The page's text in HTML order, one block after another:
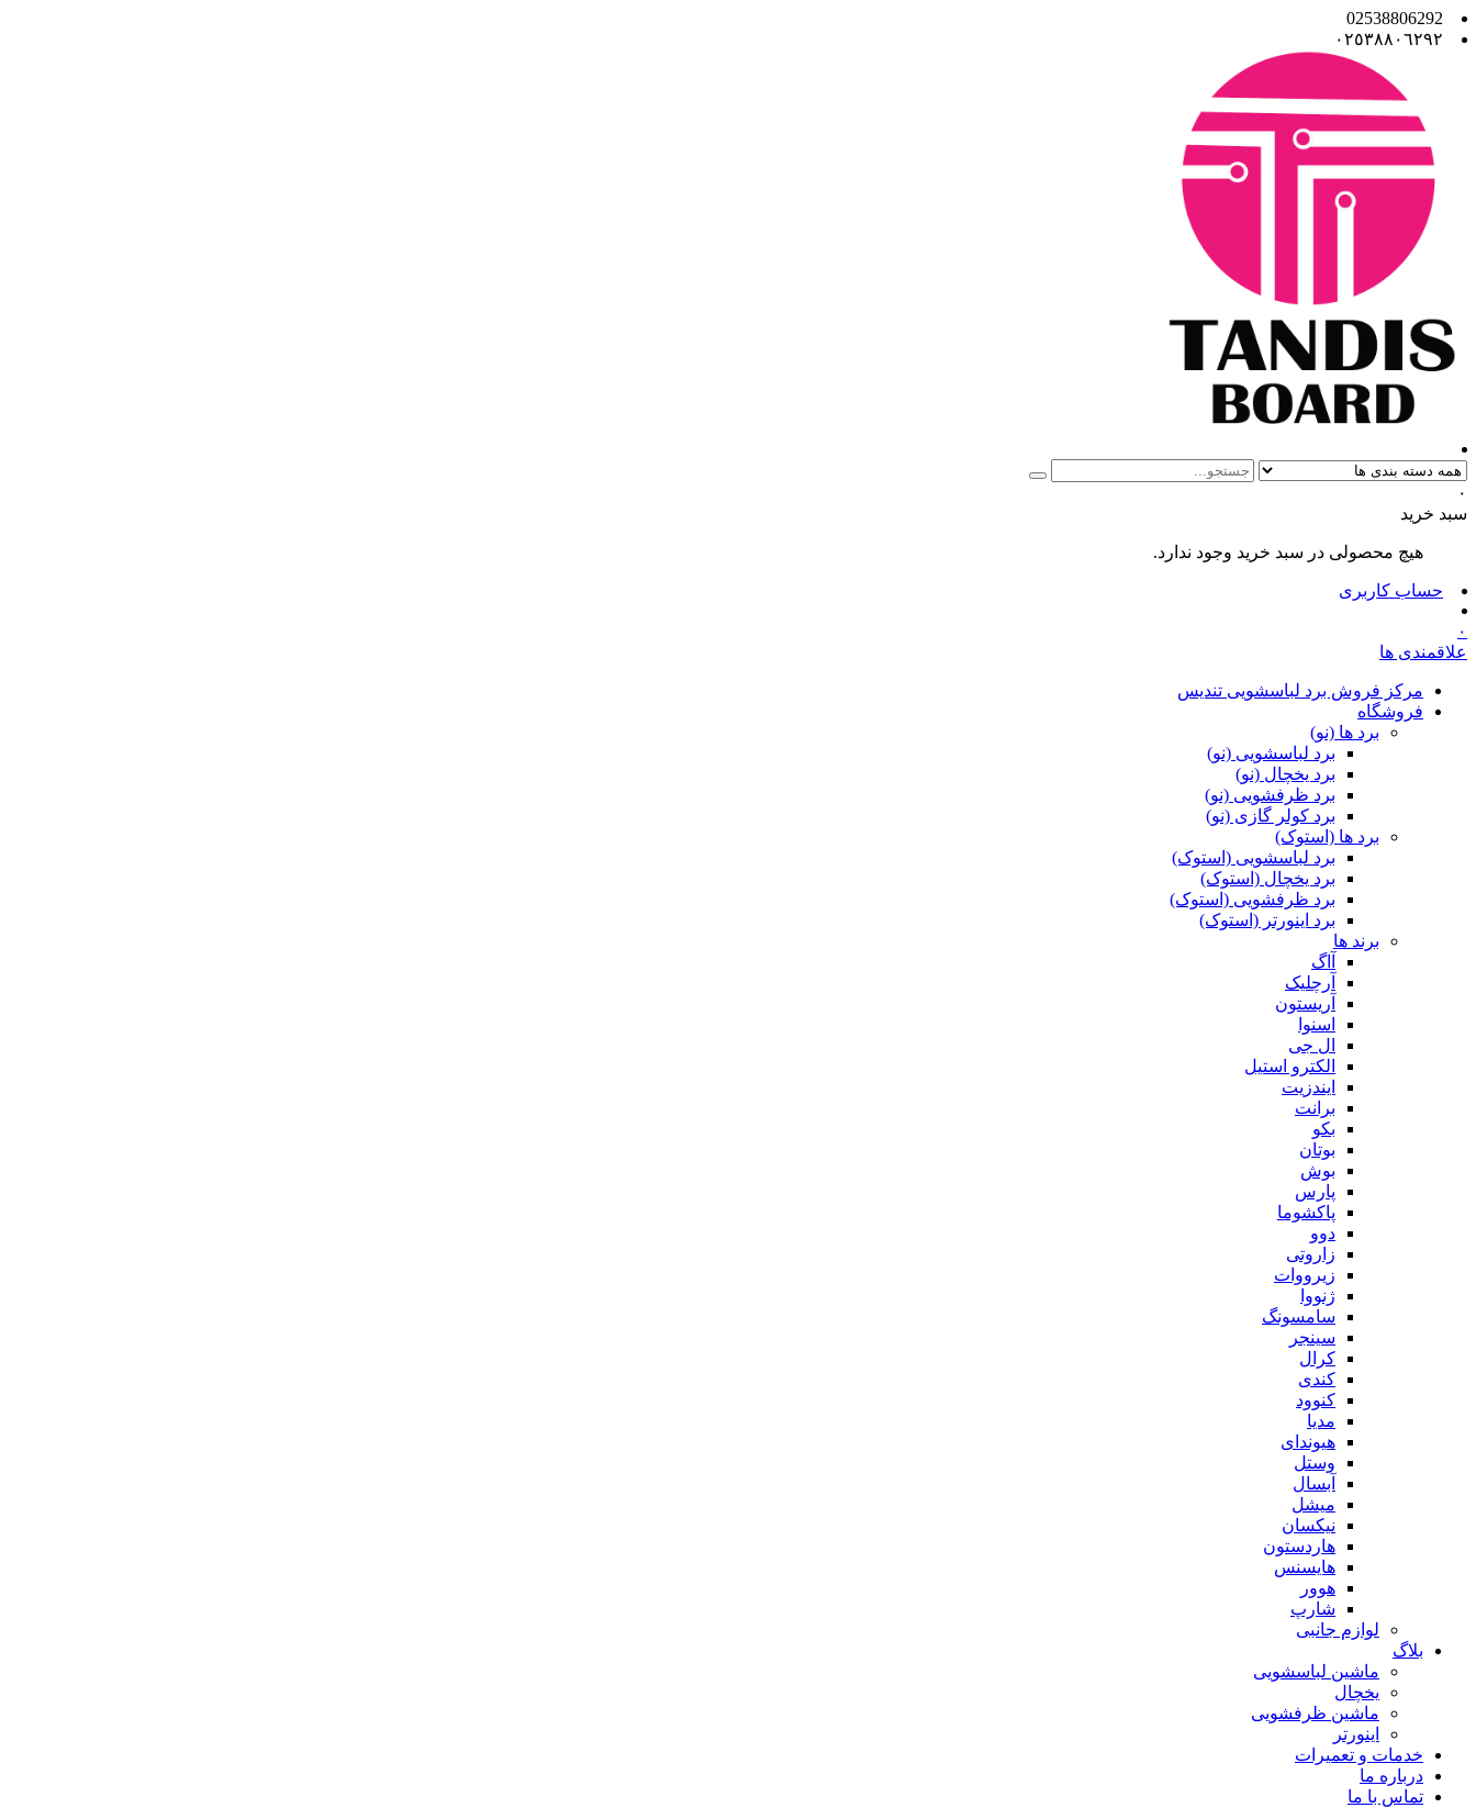
02538806292
٠٢٥٣٨٨٠٦٢٩٢
۰
سبد خرید
هیچ محصولی در سبد خرید وجود ندارد.
حساب کاربری
۰
علاقمندی ها
مرکز فروش برد لباسشویی تندیس
فروشگاه
برد ها (نو)
برد لباسشویی (نو)
برد یخچال (نو)
برد ظرفشویی (نو)
برد کولر گازی (نو)
برد ها (استوک)
برد لباسشویی (استوک)
برد یخچال (استوک)
برد ظرفشویی (استوک)
برد اینورتر (استوک)
برند ها
آاگ
آرچلیک
آریستون
اسنوا
ال جی
الکترو استیل
ایندزیت
برانت
بکو
بوتان
بوش
پارس
پاکشوما
دوو
زاروتی
زیرووات
ژنووا
سامسونگ
سینجر
کرال
کندی
کنوود
مدیا
هیوندای
وستل
آبسال
میشل
نیکسان
هاردستون
هایسنس
هوور
شارپ
لوازم جانبی
بلاگ
ماشین لباسشویی
یخچال
ماشین ظرفشویی
اینورتر
خدمات و تعمیرات
درباره ما
تماس با ما